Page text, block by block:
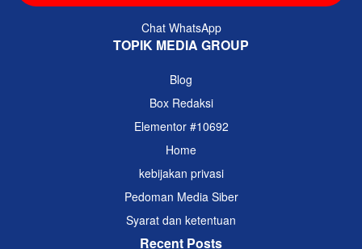
Chat WhatsApp
TOPIK MEDIA GROUP
Blog
Box Redaksi
Elementor #10692
Home
kebijakan privasi
Pedoman Media Siber
Syarat dan ketentuan
Recent Posts